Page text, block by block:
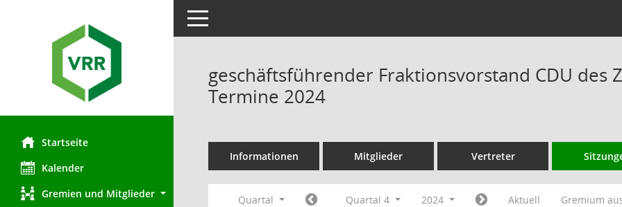
Startseite
Kalender
Gremien und Mitglieder
Toggle navigation
geschäftsführender Fraktionsvorstand CDU des
Termine 2024
Informationen Mitglieder Vertreter
Quartal Quartal 4 2024 Aktuell Gremium